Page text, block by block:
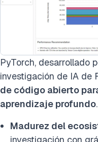
PyTorch, desarrollado
investigación de IA de
de código abierto
aprendizaje profundo.
Madurez del